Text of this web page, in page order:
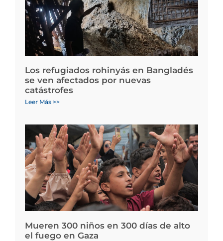
Los refugiados rohinyás en Bangladés
se ven afectados por nuevas
catástrofes
Leer Más >>
Mueren 300 niños en 300 días de alto
el fuego en Gaza